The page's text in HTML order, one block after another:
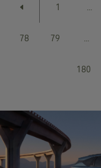
1 ...
78 79 ...
180